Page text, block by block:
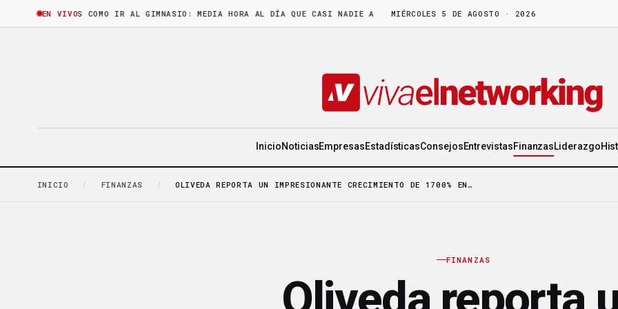
EN VIVO
LEER ES COMO IR AL GIMNASIO: MEDIA HORA AL DÍA QUE CASI NADIE APARTA LA CEO DE ORIFLAME: «DISFRUTA DE LA GENTE
MIÉRCOLES 5 DE AGOSTO · 2026
InicioNoticiasEmpresasEstadísticasConsejosEntrevistasFinanzasLiderazgo
INICIO / FINANZAS / OLIVEDA REPORTA UN IMPRESIONANTE CRECIMIENTO DE 1700% EN…
FINANZAS